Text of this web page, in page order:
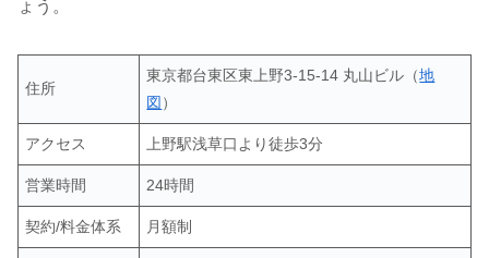
ょう。
住所
東京都台東区東上野3-15-14 丸山ビル（地
図 ）
アクセス 上野駅浅草口より徒歩3分
営業時間 24時間
契約/料金体系 月額制